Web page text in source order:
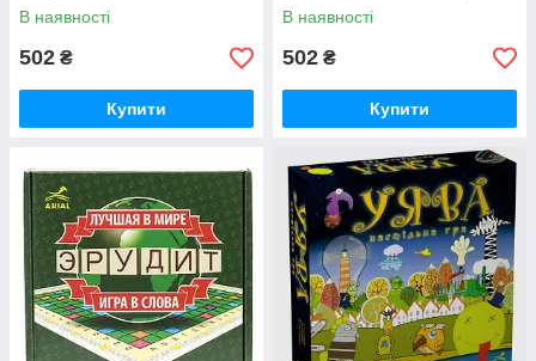
В наявності
502 ₴
Купити
В наявності
502 ₴
Купити